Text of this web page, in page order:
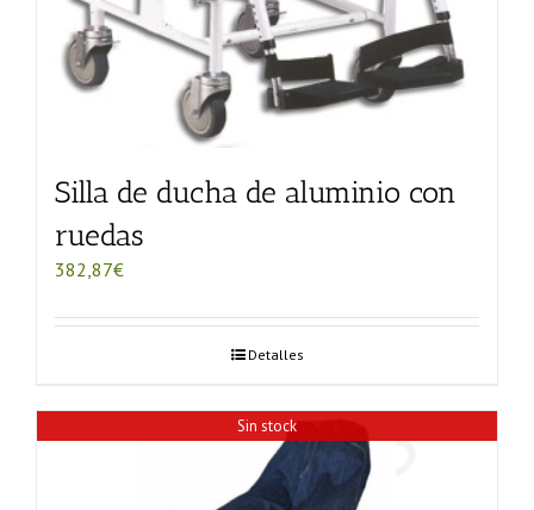
Silla de ducha de aluminio con
ruedas
382,87€
Detalles
Sin stock